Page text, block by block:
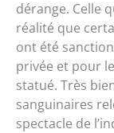
dérange. Celle
réalité que
ont été
privée et pour
statué. Très
sanguinaires
spectacle de